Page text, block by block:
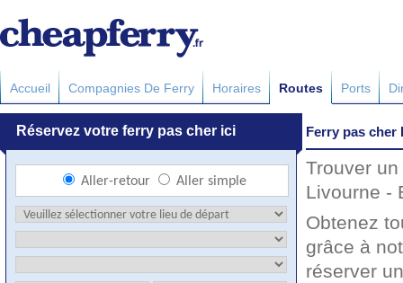
Accueil Compagnies De Ferry Horaires Routes Ports
Ferry pas cher
Trouver
Livourne -
Obtenez
grâce à
réserver